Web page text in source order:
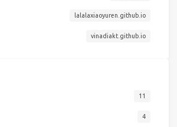
lalalaxiaoyuren.github.io
vinadiakt.github.io
11
4